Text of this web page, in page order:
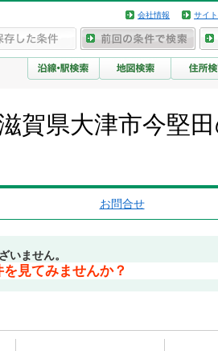
会社情報 サイ
賀県大津市今堅
お問合せ
いません。
見てみませんか？